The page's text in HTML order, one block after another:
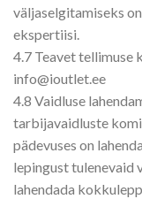
väljaselgitamiseks
ekspertiisi.
4.7 Teavet tellimuse
info@ioutlet.ee
4.8 Vaidluse
tarbijavaidluste
pädevuses on
lepingust tulenevaid
lahendada